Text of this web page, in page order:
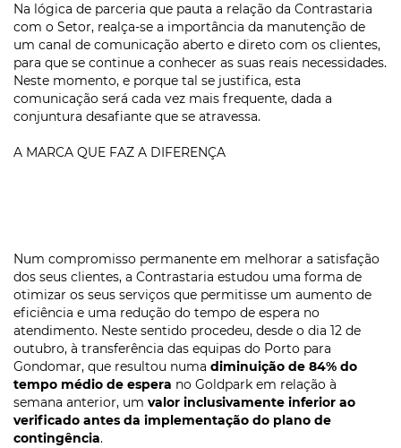
Na lógica de parceria que pauta a relação da Contrastaria
com o Setor, realça-se a importância da manutenção de
um canal de comunicação aberto e direto com os clientes,
para que se continue a conhecer as suas reais necessidades.
Neste momento, e porque tal se justifica, esta
comunicação será cada vez mais frequente, dada a
conjuntura desafiante que se atravessa.
A MARCA QUE FAZ A DIFERENÇA
Num compromisso permanente em melhorar a satisfação
dos seus clientes, a Contrastaria estudou uma forma de
otimizar os seus serviços que permitisse um aumento de
eficiência e uma redução do tempo de espera no
atendimento. Neste sentido procedeu, desde o dia 12 de
outubro, à transferência das equipas do Porto para
Gondomar, que resultou numa diminuição de 84% do
tempo médio de espera no Goldpark em relação à
semana anterior, um valor inclusivamente inferior ao
verificado antes da implementação do plano de
contingência.